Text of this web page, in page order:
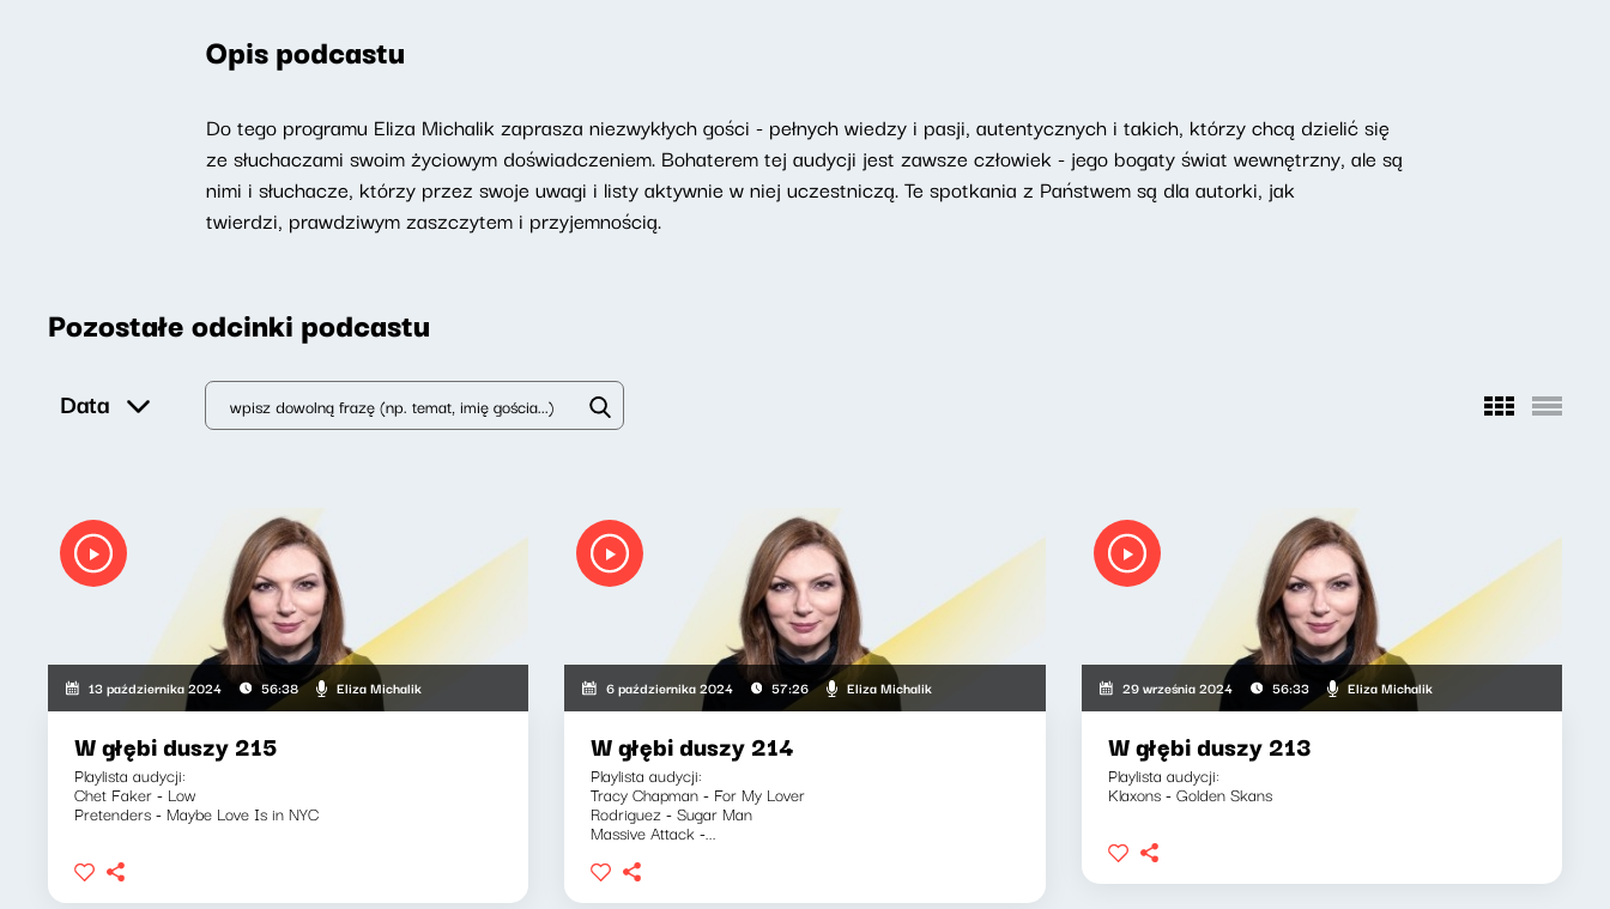
Opis podcastu
Do tego programu Eliza Michalik zaprasza niezwykłych gości - pełnych wiedzy i pasji, autentycznych i takich, którzy chcą dzielić się
ze słuchaczami swoim życiowym doświadczeniem. Bohaterem tej audycji jest zawsze człowiek - jego bogaty świat wewnętrzny, ale są
nimi i słuchacze, którzy przez swoje uwagi i listy aktywnie w niej uczestniczą. Te spotkania z Państwem są dla autorki, jak
twierdzi, prawdziwym zaszczytem i przyjemnością.
Pozostałe odcinki podcastu
Data
13 października 2024 56:38 Eliza Michalik
W głębi duszy 215
Playlista audycji:
Chet Faker - Low
Pretenders - Maybe Love Is in NYC
6 października 2024 57:26 Eliza Michalik
W głębi duszy 214
Playlista audycji:
Tracy Chapman - For My Lover
Rodriguez - Sugar Man
Massive Attack -...
29 września 2024 56:33 Eliza Michalik
W głębi duszy 213
Playlista audycji:
Klaxons - Golden Skans